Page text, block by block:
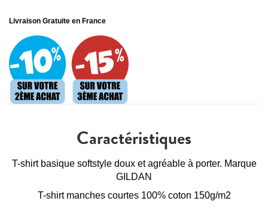
Livraison Gratuite en France
Caractéristiques
T-shirt basique softstyle doux et agréable à porter. Marque
GILDAN
T-shirt manches courtes 100% coton 150g/m2